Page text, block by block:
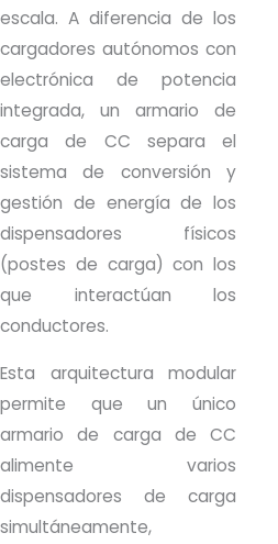
escala. A diferencia de los
cargadores autónomos con
electrónica de potencia
integrada, un armario de
carga de CC separa el
sistema de conversión y
gestión de energía de los
dispensadores físicos
(postes de carga) con los
que interactúan los
conductores.
Esta arquitectura modular
permite que un único
armario de carga de CC
alimente varios
dispensadores de carga
simultáneamente,